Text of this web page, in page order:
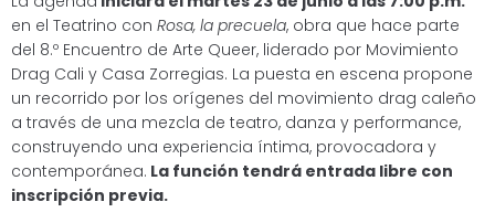
en el Teatrino con Rosa, la precuela, obra que hace parte
del 8.º Encuentro de Arte Queer, liderado por Movimiento
Drag Cali y Casa Zorregias. La puesta en escena propone
un recorrido por los orígenes del movimiento drag caleño
a través de una mezcla de teatro, danza y performance,
construyendo una experiencia íntima, provocadora y
contemporánea. La función tendrá entrada libre con
inscripción previa.